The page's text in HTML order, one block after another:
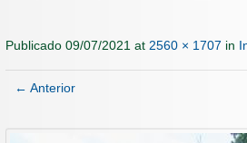
Publicado 09/07/2021 at 2560 × 1707 in
← Anterior